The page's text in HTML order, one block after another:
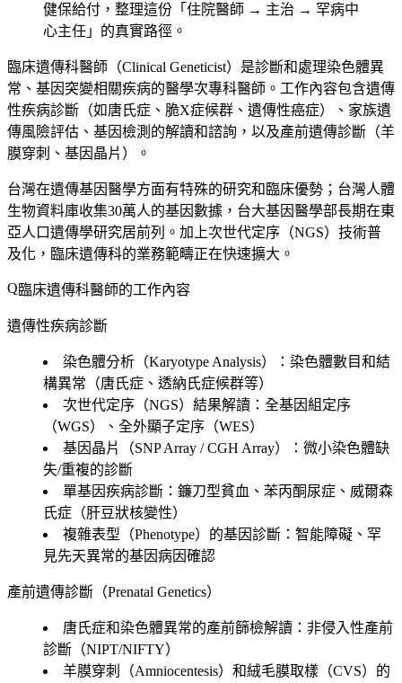
健保給付，整理這份「住院醫師 → 主治 → 罕病中
心主任」的真實路徑。
臨床遺傳科醫師（Clinical Geneticist）是診斷和處理染色體異
常、基因突變相關疾病的醫學次專科醫師。工作內容包含遺傳
性疾病診斷（如唐氏症、脆X症候群、遺傳性癌症）、家族遺
傳風險評估、基因檢測的解讀和諮詢，以及產前遺傳診斷（羊
膜穿刺、基因晶片）。
台灣在遺傳基因醫學方面有特殊的研究和臨床優勢；台灣人體
生物資料庫收集30萬人的基因數據，台大基因醫學部長期在東
亞人口遺傳學研究居前列。加上次世代定序（NGS）技術普
及化，臨床遺傳科的業務範疇正在快速擴大。
臨床遺傳科醫師的工作內容
遺傳性疾病診斷
染色體分析（Karyotype Analysis）：染色體數目和結
構異常（唐氏症、透納氏症候群等）
次世代定序（NGS）結果解讀：全基因組定序
（WGS）、全外顯子定序（WES）
基因晶片（SNP Array / CGH Array）：微小染色體缺
失/重複的診斷
單基因疾病診斷：鐮刀型貧血、苯丙酮尿症、威爾森
氏症（肝豆狀核變性）
複雜表型（Phenotype）的基因診斷：智能障礙、罕
見先天異常的基因病因確認
產前遺傳診斷（Prenatal Genetics）
唐氏症和染色體異常的產前篩檢解讀：非侵入性產前
診斷（NIPT/NIFTY）
羊膜穿刺（Amniocentesis）和絨毛膜取樣（CVS）的